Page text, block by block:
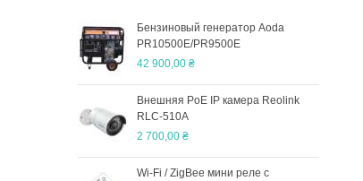
Бензиновый генератор Aoda
PR10500E/PR9500E
42 900,00 ₴
Внешняя PoE IP камера Reolink
RLC-510A
2 700,00 ₴
Wi-Fi / ZigBee мини реле с